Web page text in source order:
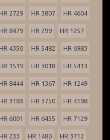
2729 HR 3807 HR 4604
8479 HR 299 HR 1257
4350 HR 5482 HR 6983
1519 HR 3018 HR 5413
8444 HR 1367 HR 1249
3183 HR 3750 HR 4198
6001 HR 6455 HR 7129
233 HR 1480 HR 3712